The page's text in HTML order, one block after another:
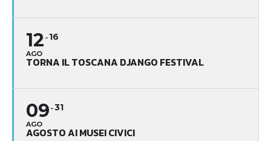
12
AGO
16
TORNA IL TOSCANA DJANGO FESTIVAL
09
AGO
31
AGOSTO AI MUSEI CIVICI